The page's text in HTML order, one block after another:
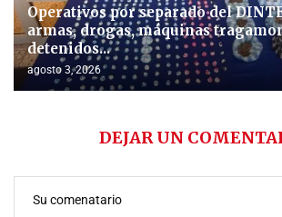
Operativos por separado del
armas, drogas, máquinas
detenidos...
agosto 3, 2026
DEJAR UN